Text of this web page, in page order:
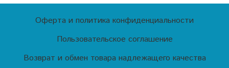
Оферта и политика конфиденциальности
Пользовательское соглашение
Возврат и обмен товара надлежащего качества